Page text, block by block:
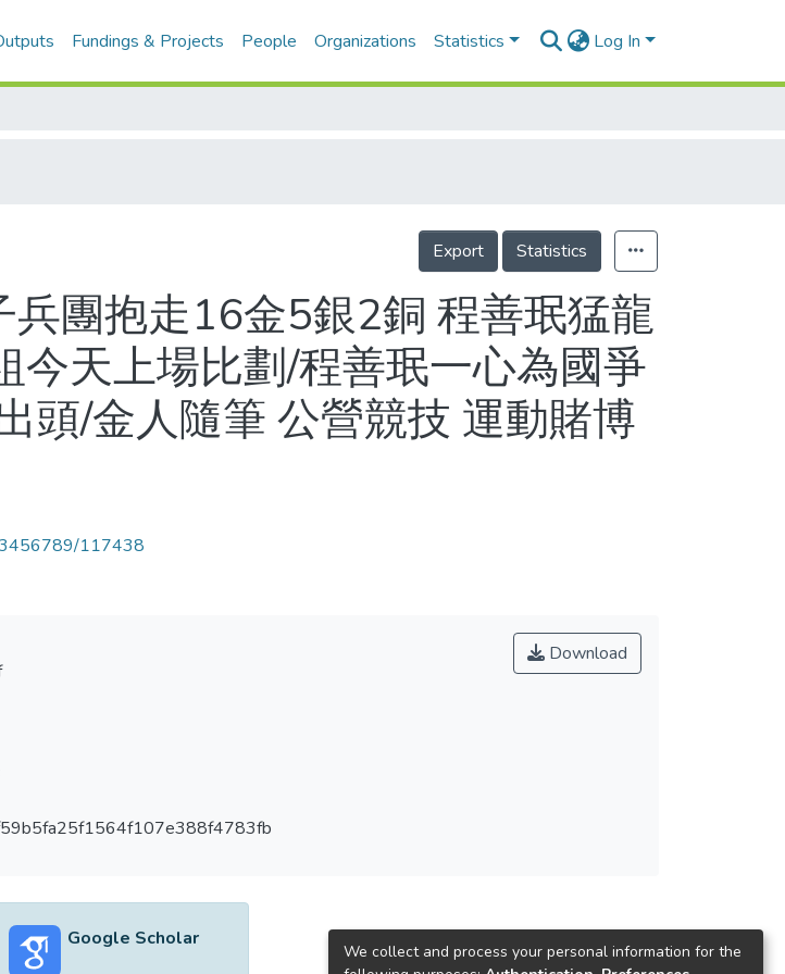
Fundings & Projects People Organizations Statistics Log In
Export Statistics
團抱走16金5銀2銅 程善珉猛龍
今天上場比劃/程善珉一心為國爭
頭/金人隨筆 公營競技 運動賭博
117438
Download
Google Scholar
We collect and process your personal information for the